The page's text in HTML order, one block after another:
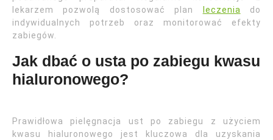
lekarzem pozwolą dostosować plan
leczenia
do
indywidualnych potrzeb oraz monitorować efekty
zabiegów.
Jak dbać o usta po zabiegu kwasu
hialuronowego?
Prawidłowa pielęgnacja ust po zabiegu z użyciem
kwasu hialuronowego jest kluczowa dla uzyskania